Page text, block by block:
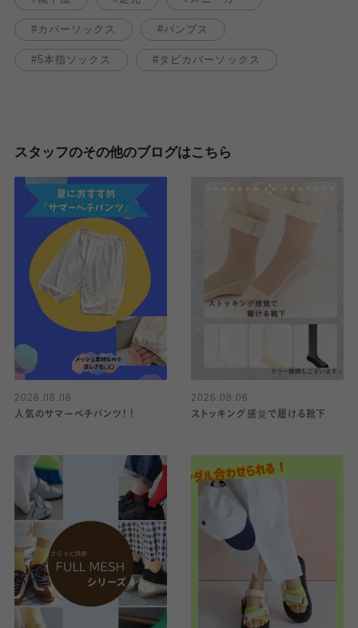
カバーソックス パンプス
5本指ソックス タビカバーソックス
スタッフのその他のブログはこちら
2026.08.06
人気のサマーペチパンツ！！
2026.08.06
ストッキング感覚で履ける靴下